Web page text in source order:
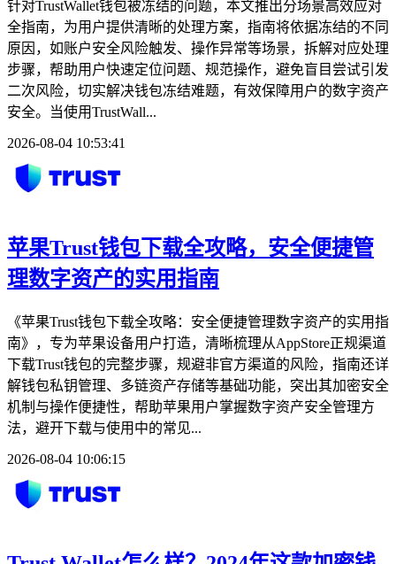
针对TrustWallet钱包被冻结的问题，本文推出分场景高效应对
全指南，为用户提供清晰的处理方案，指南将依据冻结的不同
原因，如账户安全风险触发、操作异常等场景，拆解对应处理
步骤，帮助用户快速定位问题、规范操作，避免盲目尝试引发
二次风险，切实解决钱包冻结难题，有效保障用户的数字资产
安全。当使用TrustWall...
2026-08-04 10:53:41
苹果Trust钱包下载全攻略，安全便捷管
理数字资产的实用指南
《苹果Trust钱包下载全攻略：安全便捷管理数字资产的实用指
南》，专为苹果设备用户打造，清晰梳理从AppStore正规渠道
下载Trust钱包的完整步骤，规避非官方渠道的风险，指南还详
解钱包私钥管理、多链资产存储等基础功能，突出其加密安全
机制与操作便捷性，帮助苹果用户掌握数字资产安全管理方
法，避开下载与使用中的常见...
2026-08-04 10:06:15